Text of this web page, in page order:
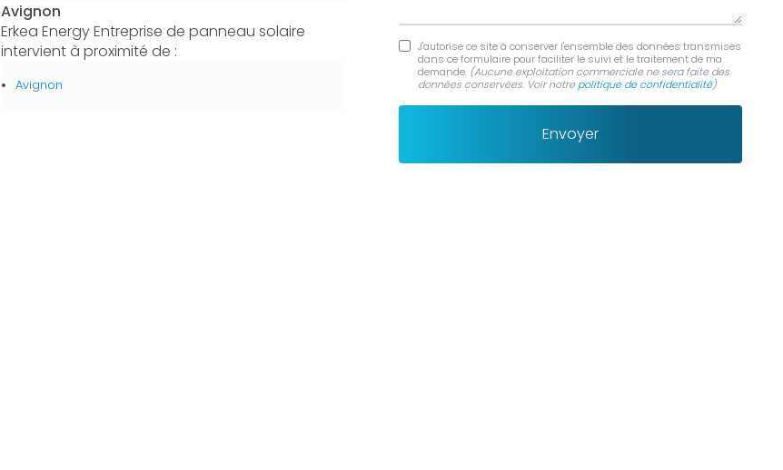
Avignon
Erkea Energy Entreprise de panneau solaire
intervient à proximité de :
Avignon
J'autorise ce site à conserver l'ensemble des données transmises
dans ce formulaire pour faciliter le suivi et le traitement de ma
demande. (Aucune exploitation commerciale ne sera faite des
données conservées. Voir notre politique de confidentialité)